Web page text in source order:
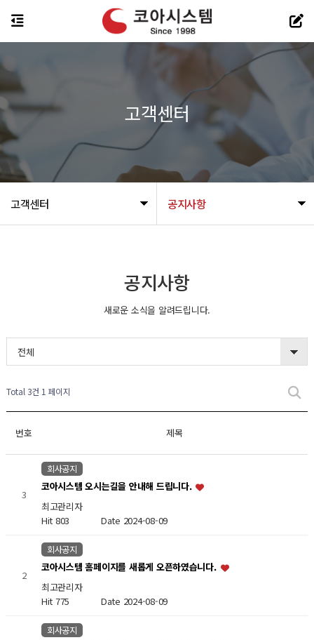
고객센터 공지사항
고객센터
공지사항
새로운 소식을 알려드립니다.
전체
Total 3건 1 페이지
번호 제목
3
회사공지
코아시스템 오시는길을 안내해 드립니다.
최고관리자
Hit 803Date 2024-08-09
2
회사공지
코아시스템 홈페이지를 새롭게 오픈하였습니다.
최고관리자
Hit 775Date 2024-08-09
회사공지